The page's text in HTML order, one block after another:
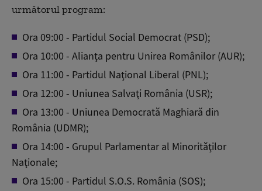
următorul program:
Ora 09:00 - Partidul Social Democrat (PSD);
Ora 10:00 - Alianţa pentru Unirea Românilor (AUR);
Ora 11:00 - Partidul Naţional Liberal (PNL);
Ora 12:00 - Uniunea Salvaţi România (USR);
Ora 13:00 - Uniunea Democrată Maghiară din
România (UDMR);
Ora 14:00 - Grupul Parlamentar al Minorităţilor
Naţionale;
Ora 15:00 - Partidul S.O.S. România (SOS);